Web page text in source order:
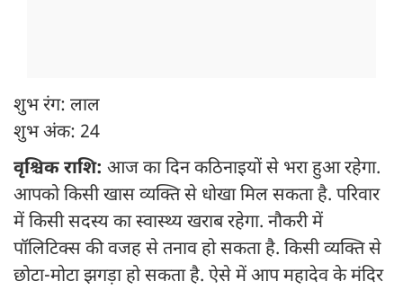
शुभ रंग: लाल
शुभ अंक: 24
वृश्चिक राशि: आज का दिन कठिनाइयों से भरा हुआ रहेगा.
आपको किसी खास व्यक्ति से धोखा मिल सकता है. परिवार
में किसी सदस्य का स्वास्थ्य खराब रहेगा. नौकरी में
पॉलिटिक्स की वजह से तनाव हो सकता है. किसी व्यक्ति से
छोटा-मोटा झगड़ा हो सकता है. ऐसे में आप महादेव के मंदिर